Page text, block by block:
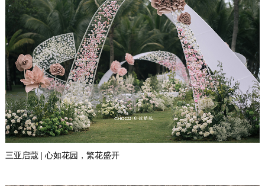
三亚启蔻 | 心如花园，繁花盛开